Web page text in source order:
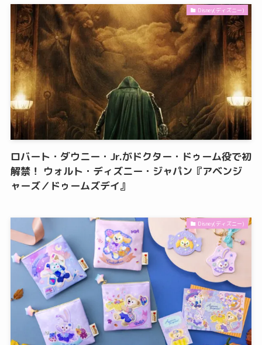
Disney(ディズニー)
ロバート・ダウニー・Jr.がドクター・ドゥーム役で初
解禁！ ウォルト・ディズニー・ジャパン『アベンジ
ャーズ／ドゥームズデイ』
Disney(ディズニー)